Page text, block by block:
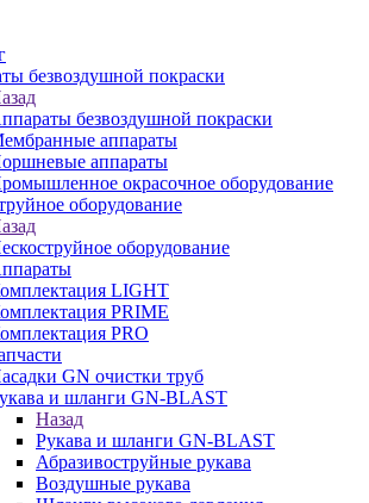
безвоздушной покраски
безвоздушной покраски
аппараты
аппараты
окрасочное оборудование
оборудование
оборудование
LIGHT
PRIME
PRO
GN очистки труб
и шланги GN-BLAST
Назад
Рукава и шланги GN-BLAST
Абразивоструйные рукава
Воздушные рукава